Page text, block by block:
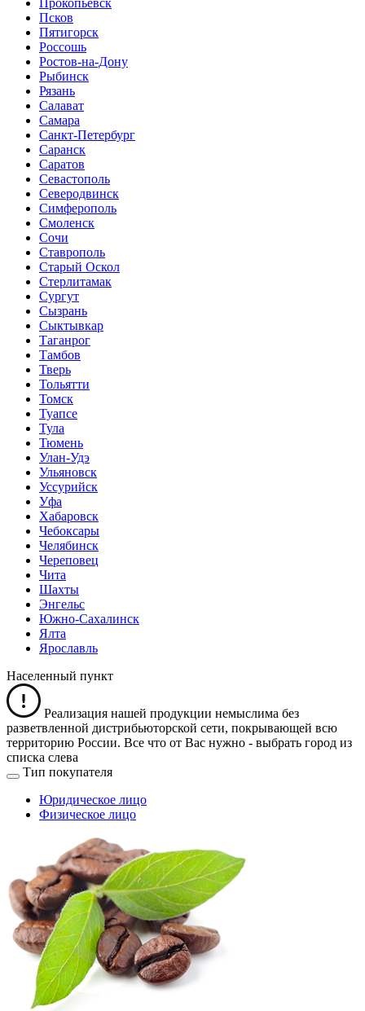
Псков
Пятигорск
Россошь
Ростов-на-Дону
Рыбинск
Рязань
Салават
Самара
Санкт-Петербург
Саранск
Саратов
Севастополь
Северодвинск
Симферополь
Смоленск
Сочи
Ставрополь
Старый Оскол
Стерлитамак
Сургут
Сызрань
Сыктывкар
Таганрог
Тамбов
Тверь
Тольятти
Томск
Туапсе
Тула
Тюмень
Улан-Удэ
Ульяновск
Уссурийск
Уфа
Хабаровск
Чебоксары
Челябинск
Череповец
Чита
Шахты
Энгельс
Южно-Сахалинск
Ялта
Ярославль
Населенный пункт
Реализация нашей продукции немыслима без
разветвленной дистрибьюторской сети, покрывающей всю
территорию России. Все что от Вас нужно - выбрать город из
списка слева
Тип покупателя
Юридическое лицо
Физическое лицо